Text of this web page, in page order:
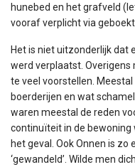
hunebed en het grafveld
vooraf verplicht via
Het is niet uitzonderlijk dat
werd verplaatst. Overigens
te veel voorstellen.
boerderijen en wat
waren meestal de reden
continuïteit in de bewoning
het geval. Ook Onnen is zo
‘gewandeld’. Wilde men